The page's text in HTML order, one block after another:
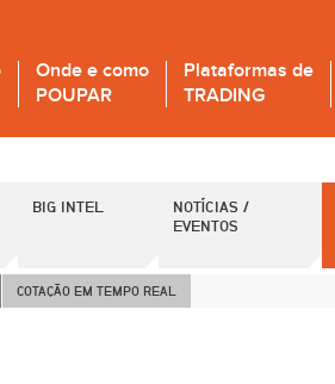
Onde e como
POUPAR
Plataformas de
TRADING
BIG INTEL
NOTÍCIAS /
EVENTOS
COTAÇÃO EM TEMPO REAL